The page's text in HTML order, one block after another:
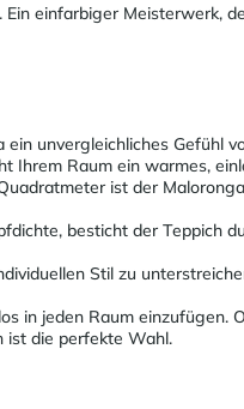
einfarbiger Meisterwerk,
unvergleichliches Gefühl
Ihrem Raum ein warmes,
ist der
besticht der Teppich
Stil zu
in jeden Raum einzufügen.
ist die perfekte Wahl.